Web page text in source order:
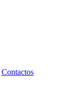
Contactos